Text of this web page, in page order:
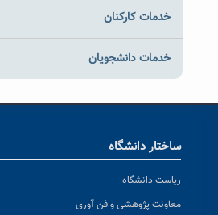
خدمات کارکنان
خدمات دانشجویان
ساختار دانشگاه
ریاست دانشگاه
معاونت پژوهشی و فن آوری